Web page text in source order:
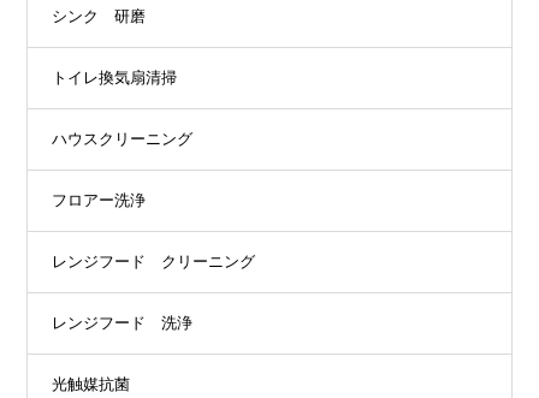
シンク 研磨
トイレ換気扇清掃
ハウスクリーニング
フロアー洗浄
レンジフード クリーニング
レンジフード 洗浄
光触媒抗菌